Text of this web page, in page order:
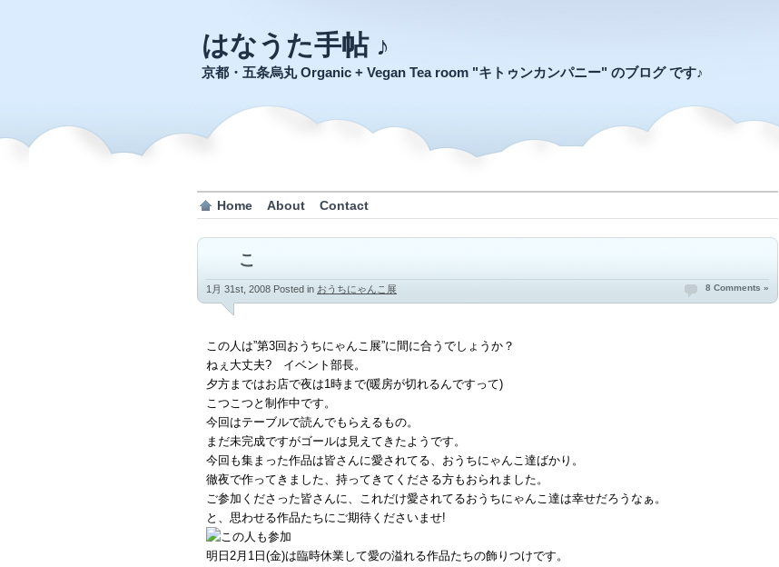
はなうた手帖 ♪
京都・五条烏丸 Organic + Vegan Tea room "キトゥンカンパニー" のブログ です♪
Home About Contact
こ
1月 31st, 2008 Posted in おうちにゃんこ展 8 Comments »
この人は”第3回おうちにゃんこ展”に間に合うでしょうか？
ねぇ大丈夫? イベント部長。
夕方まではお店で夜は1時まで(暖房が切れるんですって)
こつこつと制作中です。
今回はテーブルで読んでもらえるもの。
まだ未完成ですがゴールは見えてきたようです。
今回も集まった作品は皆さんに愛されてる、おうちにゃんこ達ばかり。
徹夜で作ってきました、持ってきてくださる方もおられました。
ご参加くださった皆さんに、これだけ愛されてるおうちにゃんこ達は幸せだろうなぁ。
と、思わせる作品たちにご期待くださいませ!
明日2月1日(金)は臨時休業して愛の溢れる作品たちの飾りつけです。